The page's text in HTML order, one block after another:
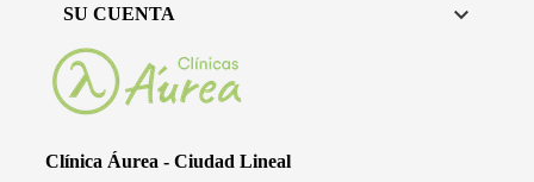
SU CUENTA 
Clínica Áurea - Ciudad Lineal